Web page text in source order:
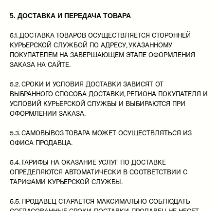
5. ДОСТАВКА И ПЕРЕДАЧА ТОВАРА
5.1. ДОСТАВКА ТОВАРОВ ОСУЩЕСТВЛЯЕТСЯ СТОРОННЕЙ
КУРЬЕРСКОЙ СЛУЖБОЙ ПО АДРЕСУ, УКАЗАННОМУ
ПОКУПАТЕЛЕМ НА ЗАВЕРШАЮЩЕМ ЭТАПЕ ОФОРМЛЕНИЯ
ЗАКАЗА НА САЙТЕ.
5.2. СРОКИ И УСЛОВИЯ ДОСТАВКИ ЗАВИСЯТ ОТ
ВЫБРАННОГО СПОСОБА ДОСТАВКИ, РЕГИОНА ПОКУПАТЕЛЯ И
УСЛОВИЙ КУРЬЕРСКОЙ СЛУЖБЫ И ВЫБИРАЮТСЯ ПРИ
ОФОРМЛЕНИИ ЗАКАЗА.
5.3. САМОВЫВОЗ ТОВАРА МОЖЕТ ОСУЩЕСТВЛЯТЬСЯ ИЗ
ОФИСА ПРОДАВЦА.
5.4. ТАРИФЫ НА ОКАЗАНИЕ УСЛУГ ПО ДОСТАВКЕ
ОПРЕДЕЛЯЮТСЯ АВТОМАТИЧЕСКИ В СООТВЕТСТВИИ С
ТАРИФАМИ КУРЬЕРСКОЙ СЛУЖБЫ.
5.5. ПРОДАВЕЦ СТАРАЕТСЯ МАКСИМАЛЬНО СОБЛЮДАТЬ